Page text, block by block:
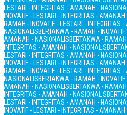
LESTARI - INTEGRITAS - AMANAH -
INOVATIF - LESTARI - INTEGRITAS -
RAMAH - INOVATIF - LESTARI - INTEGRITAS
NASIONALISBERTAKWA - RAMAH -
AMANAH - NASIONALISBERTAKWA -
INTEGRITAS - AMANAH - NASIONALIS
LESTARI - INTEGRITAS - AMANAH -
INOVATIF - LESTARI - INTEGRITAS -
RAMAH - INOVATIF - LESTARI - INTEGRITAS
NASIONALISBERTAKWA - RAMAH -
AMANAH - NASIONALISBERTAKWA -
INTEGRITAS - AMANAH - NASIONALIS
LESTARI - INTEGRITAS - AMANAH -
INOVATIF - LESTARI - INTEGRITAS -